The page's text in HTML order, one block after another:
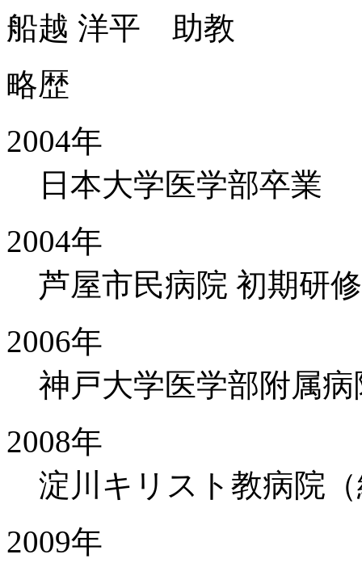
船越 洋平 助教
略歴
2004年
日本大学医学部卒業
2004年
芦屋市民病院 初期研
2006年
神戸大学医学部附属
2008年
淀川キリスト教病院
2009年